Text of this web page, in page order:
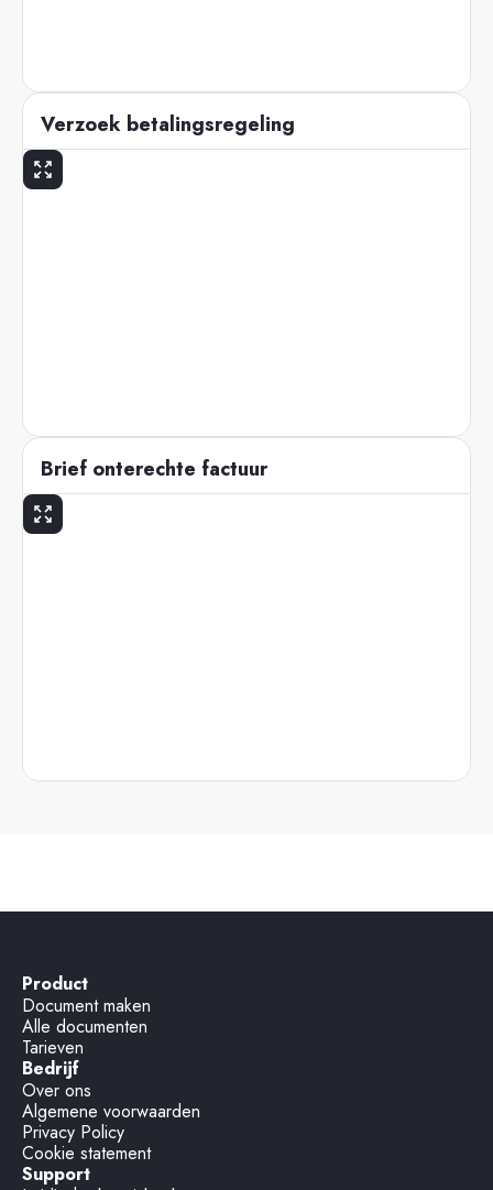
Verzoek betalingsregeling
Brief onterechte factuur
Product
Document maken
Alle documenten
Tarieven
Bedrijf
Over ons
Algemene voorwaarden
Privacy Policy
Cookie statement
Support